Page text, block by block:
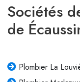
Sociétés
de
Plombier La